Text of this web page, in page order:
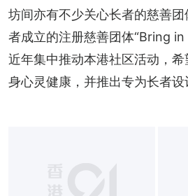
坊间亦有不少关心长者的慈善
者成立的注册慈善团体“Bring in
近年集中推动本港社区活动，
身心灵健康，并推出专为长者设